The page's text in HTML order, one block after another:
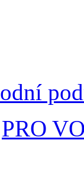
PRO